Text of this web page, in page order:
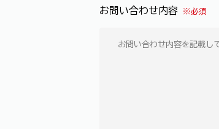
お問い合わせ内容 ※必須